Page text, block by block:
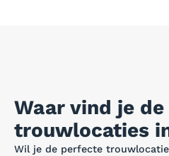
Waar vind je
trouwlocaties
Wil je de perfecte